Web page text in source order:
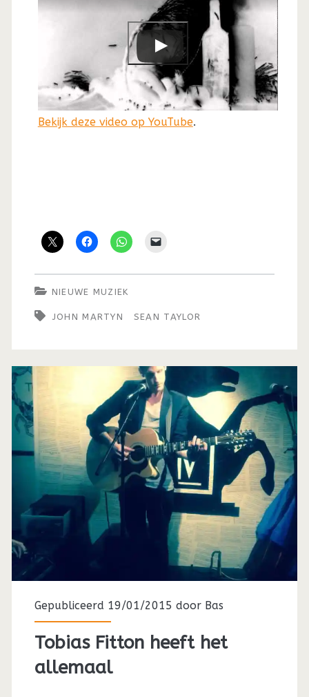
Bekijk deze video op YouTube.
NIEUWE MUZIEK
JOHN MARTYN SEAN TAYLOR
Gepubliceerd 19/01/2015 door Bas
Tobias Fitton heeft het
allemaal